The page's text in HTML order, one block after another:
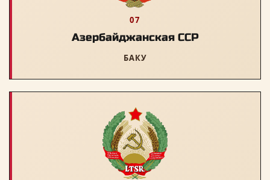
07
Азербайджанская ССР
БАКУ